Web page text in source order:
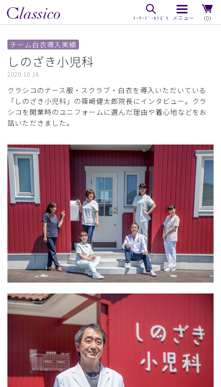
（0）
チーム白衣導入実績
しのざき小児科
2020.10.16
クラシコのナース服・スクラブ・白衣を導入いただいている
「しのざき小児科」の篠﨑健太郎院長にインタビュー。クラ
シコを開業時のユニフォームに選んだ理由や着心地などをお
話いただきました。